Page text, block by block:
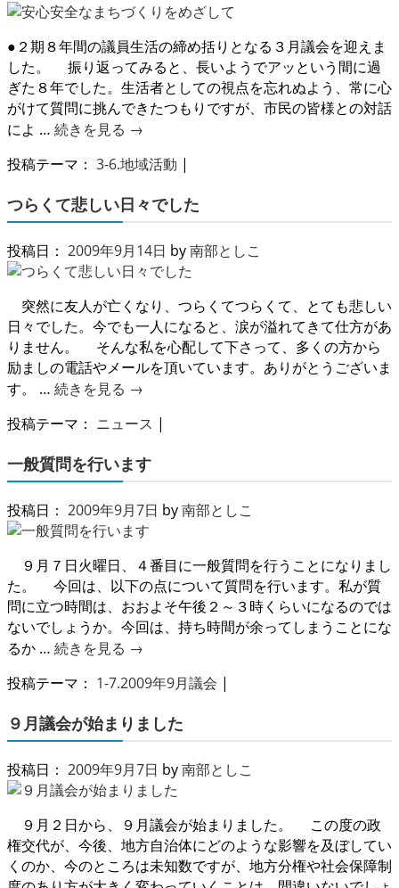
●２期８年間の議員生活の締め括りとなる３月議会を迎えま
した。 振り返ってみると、長いようでアッという間に過
ぎた８年でした。生活者としての視点を忘れぬよう、常に心
がけて質問に挑んできたつもりですが、市民の皆様との対話
によ … 続きを見る →
投稿テーマ： 3-6.地域活動 |
つらくて悲しい日々でした
投稿日： 2009年9月14日 by南部としこ
突然に友人が亡くなり、つらくてつらくて、とても悲しい
日々でした。今でも一人になると、涙が溢れてきて仕方があ
りません。 そんな私を心配して下さって、多くの方から
励ましの電話やメールを頂いています。ありがとうございま
す。 … 続きを見る →
投稿テーマ： ニュース |
一般質問を行います
投稿日： 2009年9月7日 by南部としこ
９月７日火曜日、４番目に一般質問を行うことになりまし
た。 今回は、以下の点について質問を行います。私が質
問に立つ時間は、おおよそ午後２～３時くらいになるのでは
ないでしょうか。今回は、持ち時間が余ってしまうことにな
るか … 続きを見る →
投稿テーマ： 1-7.2009年9月議会 |
９月議会が始まりました
投稿日： 2009年9月7日 by南部としこ
９月２日から、９月議会が始まりました。 この度の政
権交代が、今後、地方自治体にどのような影響を及ぼしてい
くのか、今のところは未知数ですが、地方分権や社会保障制